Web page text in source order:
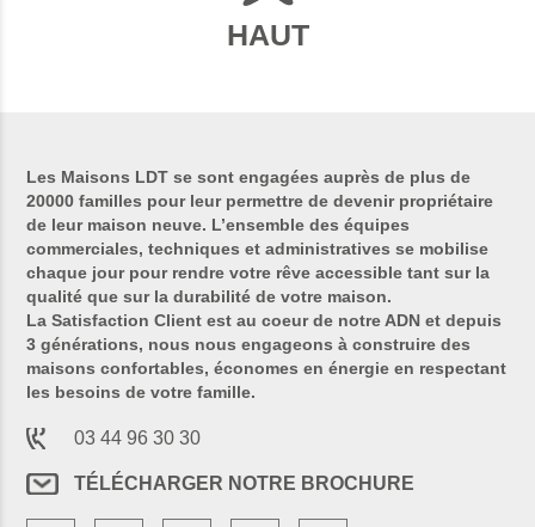
HAUT
Les Maisons LDT se sont engagées auprès de plus de
20000 familles pour leur permettre de devenir propriétaire
de leur maison neuve. L’ensemble des équipes
commerciales, techniques et administratives se mobilise
chaque jour pour rendre votre rêve accessible tant sur la
qualité que sur la durabilité de votre maison.
La Satisfaction Client est au coeur de notre ADN et depuis
3 générations, nous nous engageons à construire des
maisons confortables, économes en énergie en respectant
les besoins de votre famille.
03 44 96 30 30
TÉLÉCHARGER NOTRE BROCHURE